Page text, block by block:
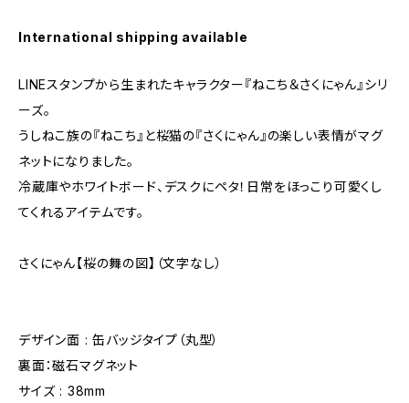
International shipping available
LINEスタンプから生まれたキャラクター『ねこち＆さくにゃん』シリ
ーズ。
うしねこ族の『ねこち』と桜猫の『さくにゃん』の楽しい表情がマグ
ネットになりました。
冷蔵庫やホワイトボード、デスクにペタ！日常をほっこり可愛くし
てくれるアイテムです。
さくにゃん【桜の舞の図】（文字なし）
デザイン面 : 缶バッジタイプ（丸型）
裏面：磁石マグネット
サイズ : 38mm